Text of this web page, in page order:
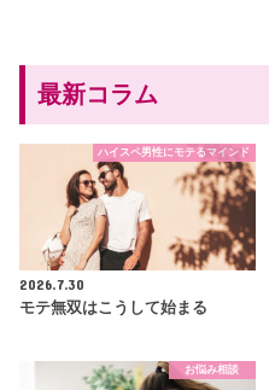
最新コラム
ハイスペ男性にモテるマインド
2026.7.30
モテ無双はこうして始まる
お悩み相談